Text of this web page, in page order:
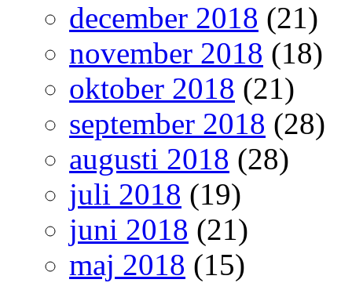
december 2018 (21)
november 2018 (18)
oktober 2018 (21)
september 2018 (28)
augusti 2018 (28)
juli 2018 (19)
juni 2018 (21)
maj 2018 (15)